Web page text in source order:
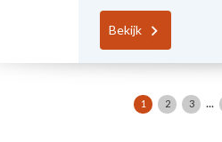
Bekijk
1 2 3 ...